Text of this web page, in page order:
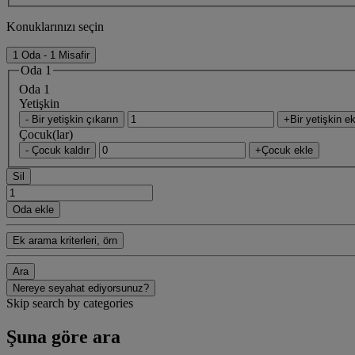
Konuklarınızı seçin
1 Oda - 1 Misafir
Oda 1
Oda 1
Yetişkin
- Bir yetişkin çıkarın +Bir yetişkin
Çocuk(lar)
- Çocuk kaldır +Çocuk ekle
Sil
Oda ekle
Ek arama kriterleri, örn
Ara
Nereye seyahat ediyorsunuz?
Skip search by categories
Şuna göre ara